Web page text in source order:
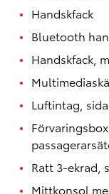
Handskfack
Bluetooth
Handskfack,
Luftintag,
Ratt 3-ekrad,
Mittkonsol